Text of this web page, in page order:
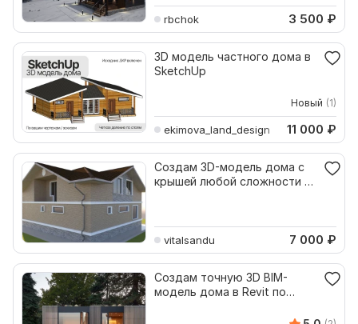
rbchok 3 500 ₽
3D модель частного дома в
SketchUp
Новый (1)
ekimova_land_design 11 000 ₽
Создам 3D-модель дома с
крышей любой сложности в
vitalsandu 7 000 ₽
Создам точную 3D BIM-
модель дома в Revit по